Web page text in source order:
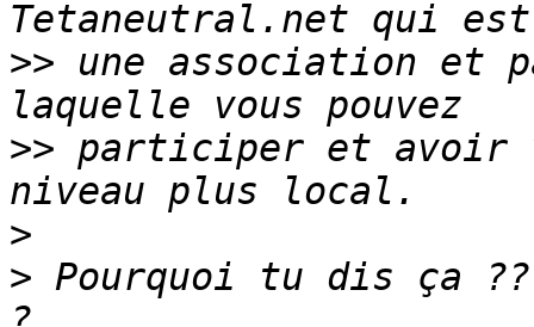
>> une association et
>> participer et avoir
>
> Pourquoi tu dis ça